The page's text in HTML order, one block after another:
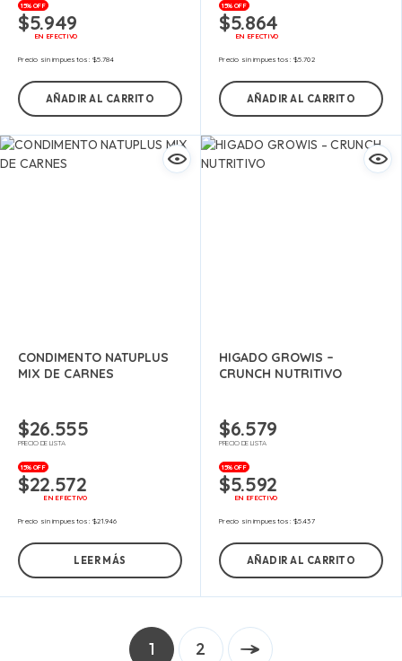
15% OFF
$5.949
EN EFECTIVO
Precio sin impuestos:$5.784
AÑADIR AL CARRITO
15% OFF
$5.864
EN EFECTIVO
Precio sin impuestos:$5.702
AÑADIR AL CARRITO
CONDIMENTO NATUPLUS
MIX DE CARNES
$26.555
PRECIO DE LISTA
15% OFF
$22.572
EN EFECTIVO
Precio sin impuestos:$21.946
LEER MÁS
HIGADO GROWIS –
CRUNCH NUTRITIVO
$6.579
PRECIO DE LISTA
15% OFF
$5.592
EN EFECTIVO
Precio sin impuestos:$5.437
AÑADIR AL CARRITO
1 2